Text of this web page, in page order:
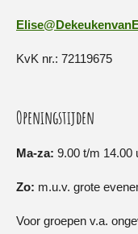
KvK nr.: 72119675
Openingstijden
Ma-za: 9.00 t/m 14.00
Zo: m.u.v. grote
Voor groepen v.a.